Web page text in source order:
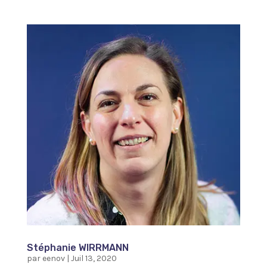
Stéphanie WIRRMANN
par eenov| Juil 13, 2020